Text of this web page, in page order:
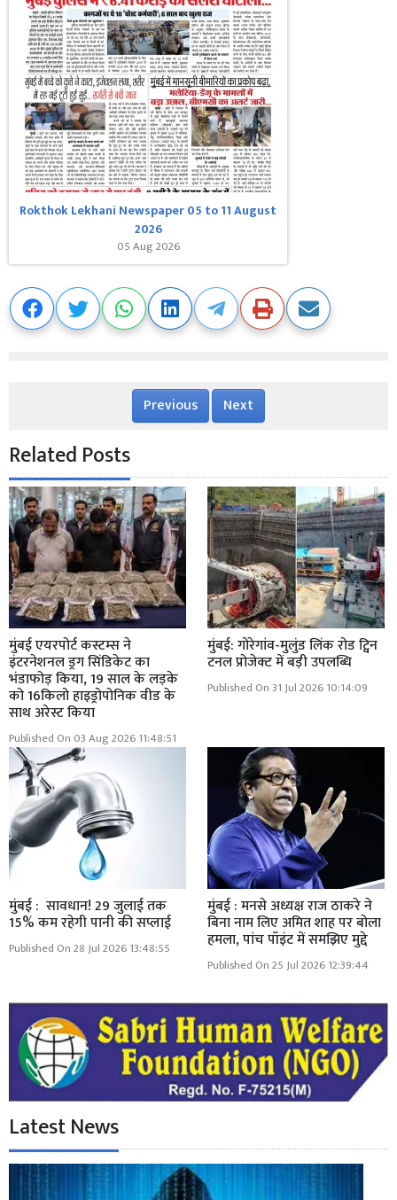
Rokthok Lekhani Newspaper 05 to 11 August
2026
05 Aug 2026
Previous Next
Related Posts
मुंबई एयरपोर्ट कस्टम्स ने
इंटरनेशनल ड्रग सिंडिकेट का
भंडाफोड़ किया, 19 साल के लड़के
को 16किलो हाइड्रोपोनिक वीड के
साथ अरेस्ट किया
Published On 03 Aug 2026 11:48:51
मुंबई: गोरेगांव-मुलुंड लिंक रोड ट्विन
टनल प्रोजेक्ट में बड़ी उपलब्धि
Published On 31 Jul 2026 10:14:09
मुंबई : सावधान! 29 जुलाई तक
15% कम रहेगी पानी की सप्लाई
Published On 28 Jul 2026 13:48:55
मुंबई : मनसे अध्यक्ष राज ठाकरे ने
बिना नाम लिए अमित शाह पर बोला
हमला, पांच पॉइंट में समझिए मुद्दे
Published On 25 Jul 2026 12:39:44
Latest News